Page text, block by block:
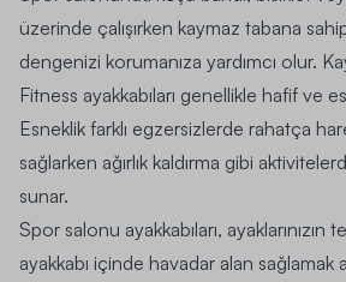
üzerinde çalışırken kaymaz tabana
dengenizi korumanıza yardımcı olur.
Fitness ayakkabıları genellikle hafif ve
Esneklik farklı egzersizlerde rahatça
sağlarken ağırlık kaldırma gibi
sunar.
Spor salonu ayakkabıları,
ayakkabı içinde havadar alan sağlamak